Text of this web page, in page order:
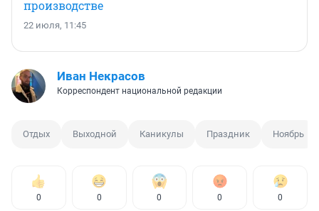
производстве
22 июля, 11:45
Иван Некрасов
Корреспондент национальной редакции
Отдых Выходной Каникулы Праздник Ноябрь
0 0 0 0 0